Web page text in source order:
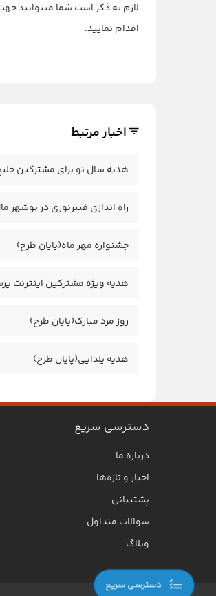
لازم به ذکر است شما میتوانید
اقدام نمایید.
اخبار مرتبط
هدیه سال نو برای مشترکین
راه اندازی فیبرنوری در بوشهر
جشنواره مهر ماه(پایان طرح)
هدیه ویژه مشترکین اینترنت
روز مرد مبارک(پایان طرح)
هدیه یلدایی(پایان طرح)
دسترسی سریع
درباره ما
اخبار و تازه‌ها
پشتیبانی
سوالات متداول
وبلاگ
دسترسی سریع